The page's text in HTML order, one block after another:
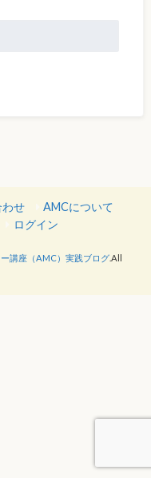
わせ
AMCについて
ログイン
講座（AMC）実践ブログ.All